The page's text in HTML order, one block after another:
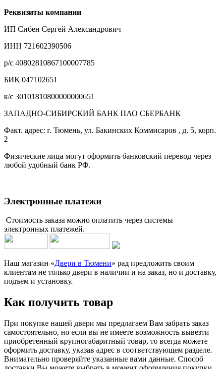
Реквизиты компании
ИП Сибен Сергей Александрович
ИНН 721602390506
р/с 40802810867100007785
БИК 047102651
к/с 30101810800000000651
ЗАПАДНО-СИБИРСКИЙ БАНК ПАО СБЕРБАНК
Факт. адрес: г. Тюмень, ул. Бакинских Коммисаров , д. 5, корп.
2
Физические лица могут оформить банковский перевод через
любой удобный банк РФ.
Электронные платежи
Стоимость заказа можно оплатить через системы
электронных платежей.
Наш магазин «Двери в Тюмени» рад предложить своим
клиентам не только двери в наличии и на заказ, но и доставку,
подъем и установку.
Как получить товар
При покупке нашей двери мы предлагаем Вам забрать заказ
самостоятельно, но если вы не имеете возможность вывезти
приобретенный крупногабаритный товар, то всегда можете
оформить доставку, указав адрес в соответствующем разделе.
Внимательно проверяйте указанные вами данные. Способ